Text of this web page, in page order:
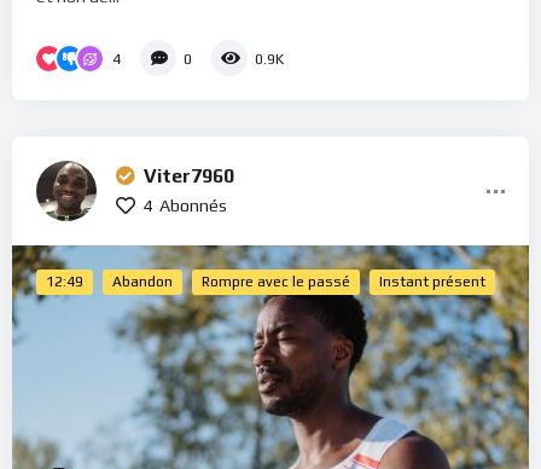
4 0 0.9K
Viter7960
4 Abonnés
12:49 Abandon Rompre avec le passé Instant présent